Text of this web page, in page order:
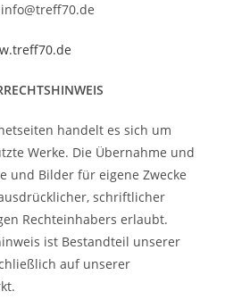
handelt es sich um
Werke. Die Übernahme und
und Bilder für eigene Zwecke
schriftlicher
Rechteinhabers erlaubt.
ist Bestandteil unserer
auf unserer